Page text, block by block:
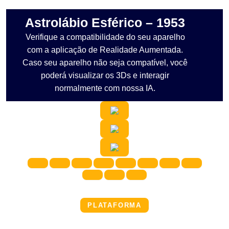
Astrolábio Esférico – 1953
Verifique a compatibilidade do seu aparelho
com a aplicação de Realidade Aumentada.
Caso seu aparelho não seja compatível, você
poderá visualizar os 3Ds e interagir
normalmente com nossa IA.
PLATAFORMA